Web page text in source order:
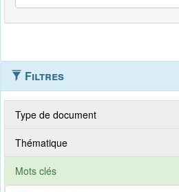
Filtres
Type de document
Thématique
Mots clés